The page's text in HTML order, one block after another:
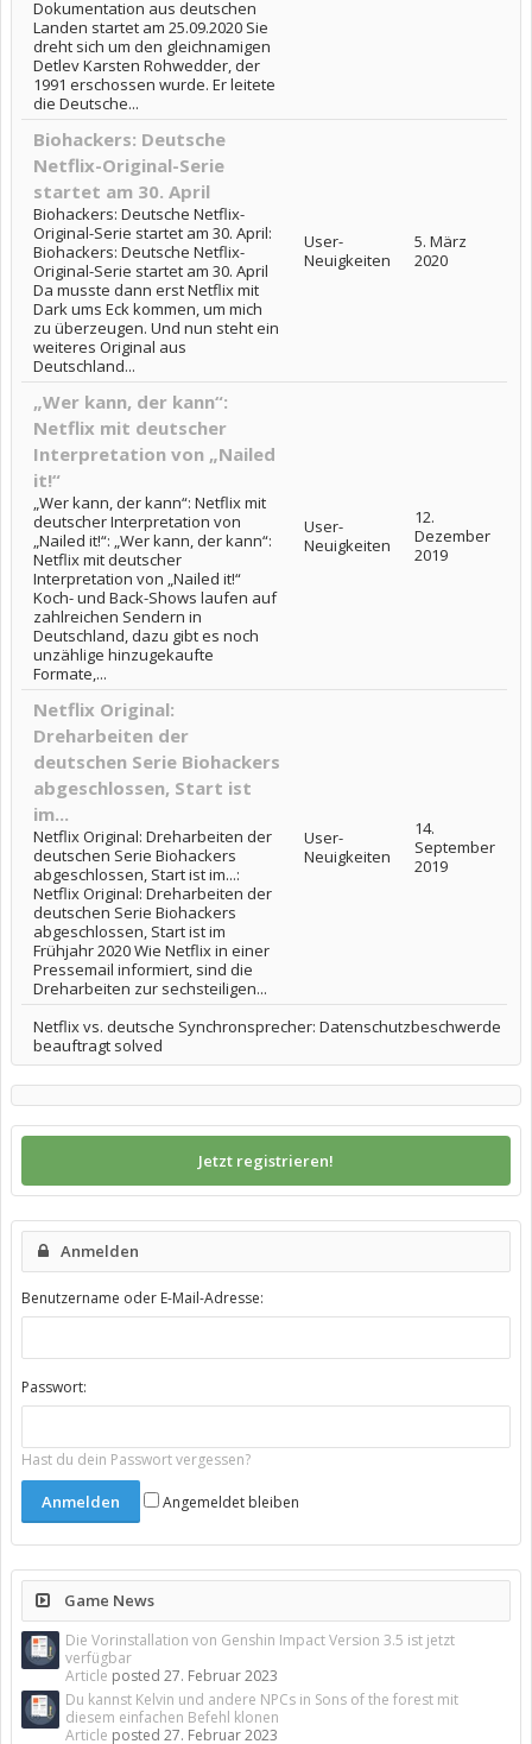
Dokumentation aus deutschen
Landen startet am 25.09.2020 Sie
dreht sich um den gleichnamigen
Detlev Karsten Rohwedder, der
1991 erschossen wurde. Er leitete
die Deutsche...
Biohackers: Deutsche
Netflix-Original-Serie
startet am 30. April
Biohackers: Deutsche Netflix-
Original-Serie startet am 30. April:
Biohackers: Deutsche Netflix-
Original-Serie startet am 30. April
Da musste dann erst Netflix mit
Dark ums Eck kommen, um mich
zu überzeugen. Und nun steht ein
weiteres Original aus
Deutschland...
User-
Neuigkeiten
5. März
2020
„Wer kann, der kann“:
Netflix mit deutscher
Interpretation von „Nailed
it!“
„Wer kann, der kann“: Netflix mit
deutscher Interpretation von
„Nailed it!“: „Wer kann, der kann“:
Netflix mit deutscher
Interpretation von „Nailed it!“
Koch- und Back-Shows laufen auf
zahlreichen Sendern in
Deutschland, dazu gibt es noch
unzählige hinzugekaufte
Formate,...
User-
Neuigkeiten
12.
Dezember
2019
Netflix Original:
Dreharbeiten der
deutschen Serie Biohackers
abgeschlossen, Start ist
im...
Netflix Original: Dreharbeiten der
deutschen Serie Biohackers
abgeschlossen, Start ist im...:
Netflix Original: Dreharbeiten der
deutschen Serie Biohackers
abgeschlossen, Start ist im
Frühjahr 2020 Wie Netflix in einer
Pressemail informiert, sind die
Dreharbeiten zur sechsteiligen...
User-
Neuigkeiten
14.
September
2019
Netflix vs. deutsche Synchronsprecher: Datenschutzbeschwerde
beauftragt solved
Jetzt registrieren!
Anmelden
Benutzername oder E-Mail-Adresse:
Passwort:
Hast du dein Passwort vergessen?
Angemeldet bleiben
Game News
Die Vorinstallation von Genshin Impact Version 3.5 ist jetzt
verfügbar
Article posted 27. Februar 2023
Du kannst Kelvin und andere NPCs in Sons of the forest mit
diesem einfachen Befehl klonen
Article posted 27. Februar 2023